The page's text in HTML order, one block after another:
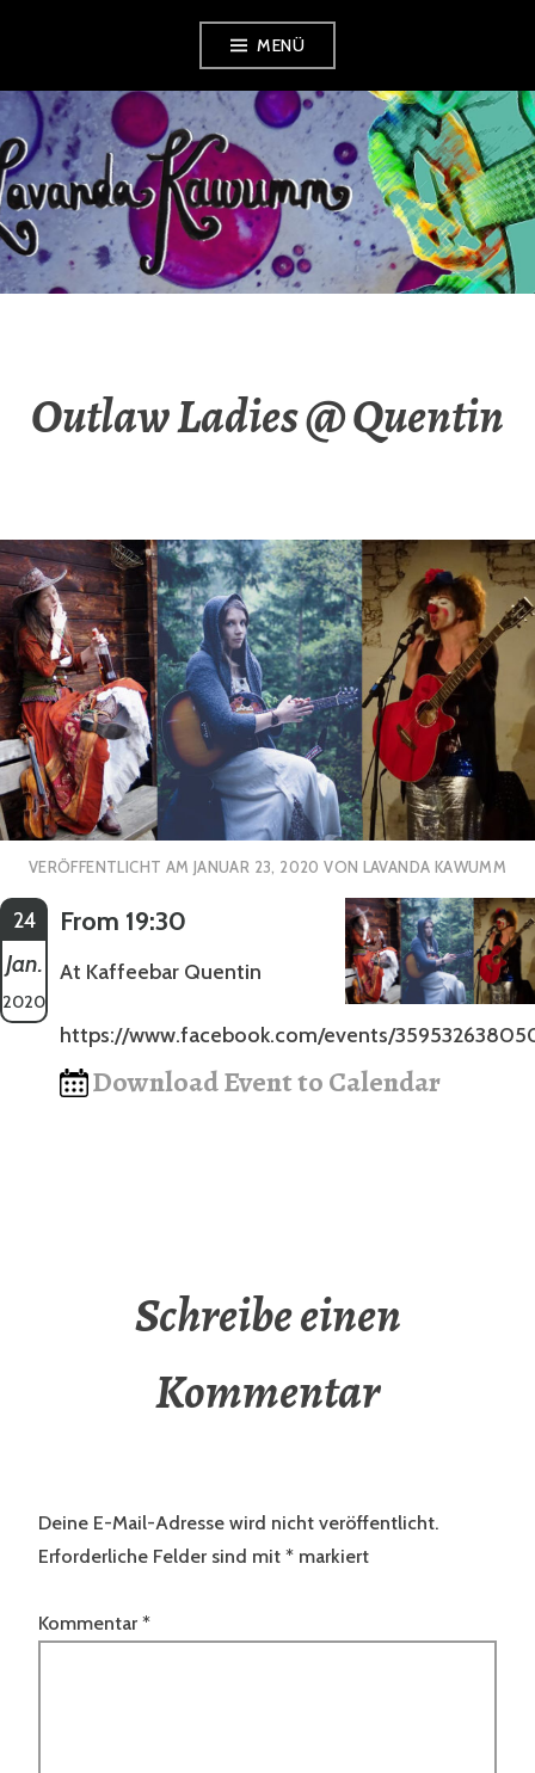
springen
MENÜ
LAVANDA
KAWUMM
Outlaw Ladies @ Quentin
VERÖFFENTLICHT AM JANUAR 23, 2020 VON LAVANDA KAWUMM
24
Jan.
2020
From 19:30
At Kaffeebar Quentin
https://www.facebook.com/events/
Download Event to Calendar
Schreibe einen
Kommentar
Deine E-Mail-Adresse wird nicht veröffentlicht.
Erforderliche Felder sind mit * markiert
Kommentar *